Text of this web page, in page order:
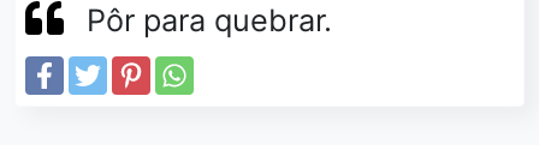
Pôr para quebrar.